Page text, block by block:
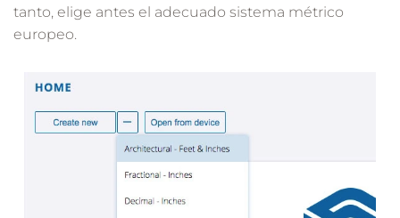
tanto, elige antes el adecuado sistema métrico
europeo.